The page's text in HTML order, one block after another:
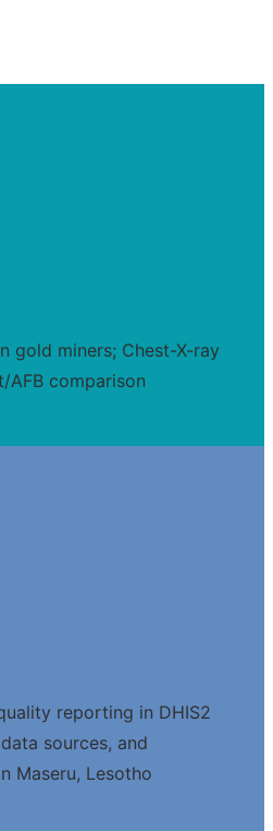
gold miners; Chest-X-ray
AFB comparison
reporting in DHIS2
sources, and
Maseru, Lesotho